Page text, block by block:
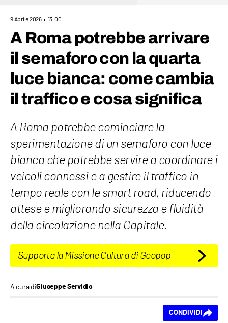
9 Aprile 2026 13:00
A Roma potrebbe arrivare
il semaforo con la quarta
luce bianca: come cambia
il traffico e cosa significa
A Roma potrebbe cominciare la
sperimentazione di un semaforo con luce
bianca che potrebbe servire a coordinare i
veicoli connessi e a gestire il traffico in
tempo reale con le smart road, riducendo
attese e migliorando sicurezza e fluidità
della circolazione nella Capitale.
Supporta la Missione Cultura di Geopop
A cura diGiuseppe Servidio
CONDIVIDI